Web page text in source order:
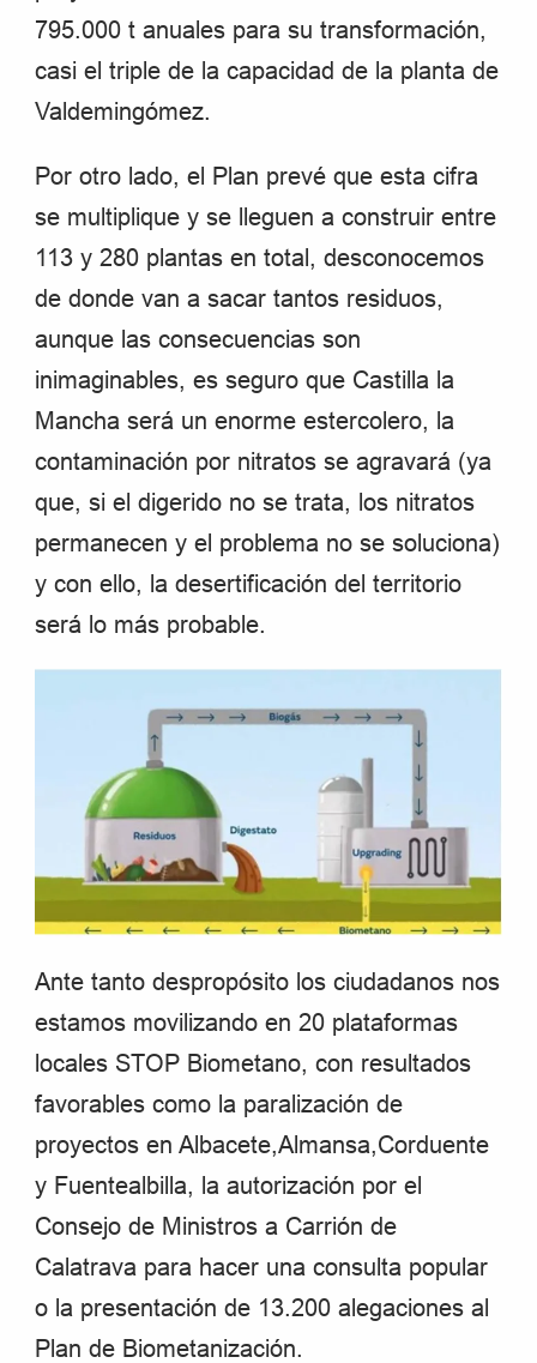
795.000 t anuales para su transformación,
casi el triple de la capacidad de la planta de
Valdemingómez.
Por otro lado, el Plan prevé que esta cifra
se multiplique y se lleguen a construir entre
113 y 280 plantas en total, desconocemos
de donde van a sacar tantos residuos,
aunque las consecuencias son
inimaginables, es seguro que Castilla la
Mancha será un enorme estercolero, la
contaminación por nitratos se agravará (ya
que, si el digerido no se trata, los nitratos
permanecen y el problema no se soluciona)
y con ello, la desertificación del territorio
será lo más probable.
Ante tanto despropósito los ciudadanos nos
estamos movilizando en 20 plataformas
locales STOP Biometano, con resultados
favorables como la paralización de
proyectos en Albacete,Almansa,Corduente
y Fuentealbilla, la autorización por el
Consejo de Ministros a Carrión de
Calatrava para hacer una consulta popular
o la presentación de 13.200 alegaciones al
Plan de Biometanización.